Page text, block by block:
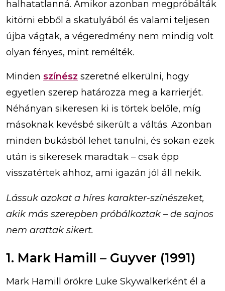
halhatatlanná. Amikor azonban megpróbálták
kitörni ebből a skatulyából és valami teljesen
újba vágtak, a végeredmény nem mindig volt
olyan fényes, mint remélték.
Minden színész szeretné elkerülni, hogy
egyetlen szerep határozza meg a karrierjét.
Néhányan sikeresen ki is törtek belőle, míg
másoknak kevésbé sikerült a váltás. Azonban
minden bukásból lehet tanulni, és sokan ezek
után is sikeresek maradtak – csak épp
visszatértek ahhoz, ami igazán jól áll nekik.
Lássuk azokat a híres karakter-színészeket,
akik más szerepben próbálkoztak – de sajnos
nem arattak sikert.
1. Mark Hamill – Guyver (1991)
Mark Hamill örökre Luke Skywalkerként él a